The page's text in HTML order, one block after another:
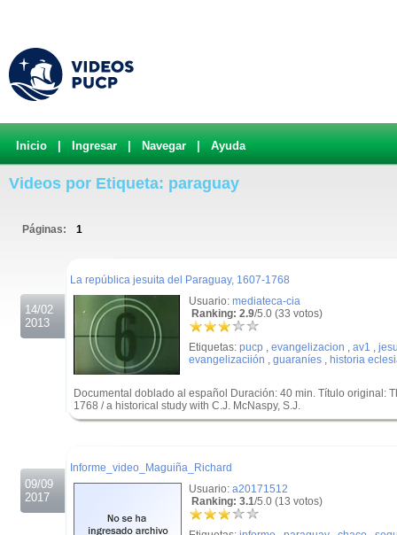
Inicio Ingresar Navegar Ayuda
Videos por Etiqueta: paraguay
Páginas: 1
14/02
2013
La república jesuita del Paraguay, 1607-1768
Usuario: mediateca-cia
Ranking: 2.9/5.0 (33 votos)
Etiquetas: pucp , evangelizacion , av1 ,
evangelizaciión , guaraníes , historia
Documental doblado al español Duración: 40 min. Título original:
1768 / a historical study with C.J. McNaspy, S.J.
09/09
2017
Informe_video_Maguiña_Richard
Usuario: a20171512
Ranking: 3.1/5.0 (13 votos)